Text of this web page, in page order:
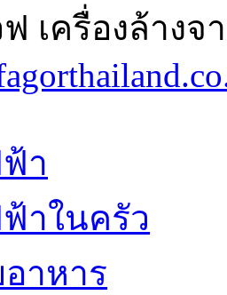
เครื่องล้าง
า
าในครัว
าหาร